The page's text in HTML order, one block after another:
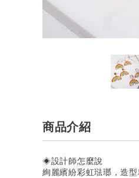
商品介紹
◈設計師怎麼說
絢麗繽紛彩虹琺瑯，造